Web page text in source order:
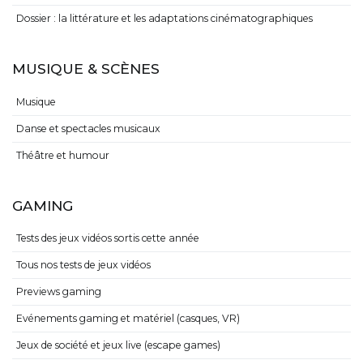
Dossier : la littérature et les adaptations cinématographiques
MUSIQUE & SCÈNES
Musique
Danse et spectacles musicaux
Théâtre et humour
GAMING
Tests des jeux vidéos sortis cette année
Tous nos tests de jeux vidéos
Previews gaming
Evénements gaming et matériel (casques, VR)
Jeux de société et jeux live (escape games)